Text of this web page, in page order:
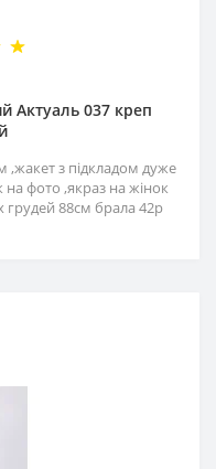
Актуаль 037 креп
з підкладом дуже
фото ,якраз на жінок
грудей 88см брала 42р